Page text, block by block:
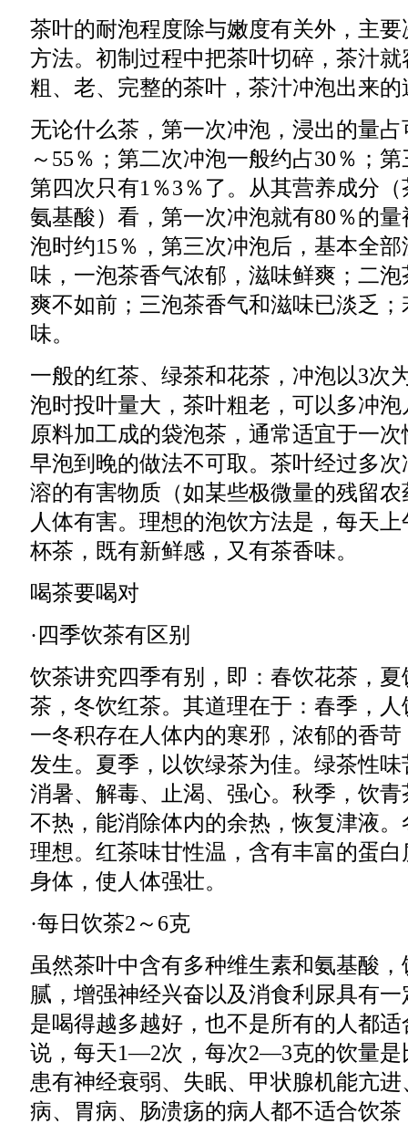
茶叶的耐泡程度除与嫩度有关外，主
方法。初制过程中把茶叶切碎，茶汁
粗、老、完整的茶叶，茶汁冲泡出来
无论什么茶，第一次冲泡，浸出的量
～55％；第二次冲泡一般约占30％；
第四次只有1％3％了。从其营养成分
氨基酸）看，第一次冲泡就有80％的
泡时约15％，第三次冲泡后，基本全
味，一泡茶香气浓郁，滋味鲜爽；二
爽不如前；三泡茶香气和滋味已淡乏
味。
一般的红茶、绿茶和花茶，冲泡以3次
泡时投叶量大，茶叶粗老，可以多冲
原料加工成的袋泡茶，通常适宜于一
早泡到晚的做法不可取。茶叶经过多
溶的有害物质（如某些极微量的残留
人体有害。理想的泡饮方法是，每天
杯茶，既有新鲜感，又有茶香味。
喝茶要喝对
·四季饮茶有区别
饮茶讲究四季有别，即：春饮花茶，
茶，冬饮红茶。其道理在于：春季，
一冬积存在人体内的寒邪，浓郁的香
发生。夏季，以饮绿茶为佳。绿茶性
消暑、解毒、止渴、强心。秋季，饮
不热，能消除体内的余热，恢复津液
理想。红茶味甘性温，含有丰富的蛋
身体，使人体强壮。
·每日饮茶2～6克
虽然茶叶中含有多种维生素和氨基酸
腻，增强神经兴奋以及消食利尿具有
是喝得越多越好，也不是所有的人都
说，每天1—2次，每次2—3克的饮量是
患有神经衰弱、失眠、甲状腺机能亢
病、胃病、肠溃疡的病人都不适合饮